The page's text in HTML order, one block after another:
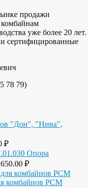
продажи
уже более 20 лет.
сертифицированные
78 79)
₽
Опора
₽
комбайнов РСМ